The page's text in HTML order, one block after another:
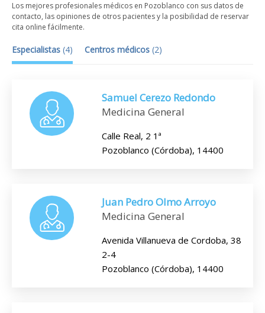
Los mejores profesionales médicos en Pozoblanco con sus datos de
contacto, las opiniones de otros pacientes y la posibilidad de reservar
cita online fácilmente.
Especialistas (4) Centros médicos (2)
Samuel Cerezo Redondo
Medicina General
Calle Real, 2 1ª
Pozoblanco (Córdoba), 14400
Juan Pedro Olmo Arroyo
Medicina General
Avenida Villanueva de Cordoba, 38
2-4
Pozoblanco (Córdoba), 14400